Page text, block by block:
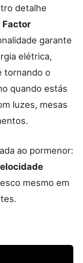
detalhe
Factor
garante
elétrica,
tornando o
quando estás
luzes, mesas
ao pormenor:
mesmo em